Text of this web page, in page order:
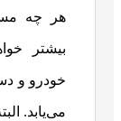
هر چه
بیشتر
خودرو و
می‌یابد.